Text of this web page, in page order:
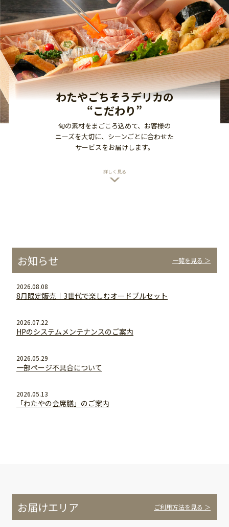
わたやごちそうデリカの
“こだわり”
旬の素材をまごころ込めて、お客様の
ニーズを大切に、 シーンごとに合わせた
サービスをお届けします。
詳しく見る
お知らせ 一覧を見る ＞
2026.08.08
8月限定販売｜3世代で楽しむオードブルセット
2026.07.22
HPのシステムメンテナンスのご案内
2026.05.29
一部ページ不具合について
2026.05.13
「わたやの会席膳」のご案内
お届けエリア ご利用方法を見る ＞